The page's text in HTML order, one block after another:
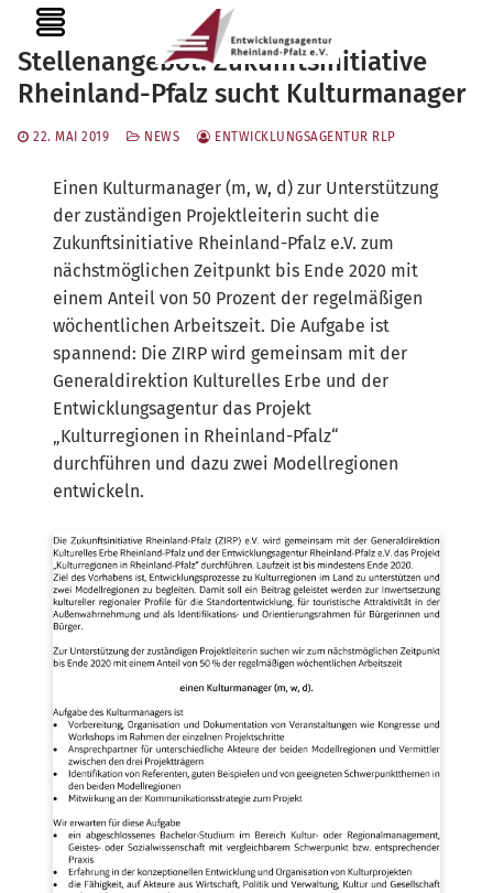
Inhalt
springen
Stellenangebot: Zukunftsinitiative
Rheinland-Pfalz sucht Kulturmanager
22. MAI 2019 NEWS ENTWICKLUNGSAGENTUR RLP
Einen Kulturmanager (m, w, d) zur Unterstützung
der zuständigen Projektleiterin sucht die
Zukunftsinitiative Rheinland-Pfalz e.V. zum
nächstmöglichen Zeitpunkt bis Ende 2020 mit
einem Anteil von 50 Prozent der regelmäßigen
wöchentlichen Arbeitszeit. Die Aufgabe ist
spannend: Die ZIRP wird gemeinsam mit der
Generaldirektion Kulturelles Erbe und der
Entwicklungsagentur das Projekt
„Kulturregionen in Rheinland-Pfalz“
durchführen und dazu zwei Modellregionen
entwickeln.